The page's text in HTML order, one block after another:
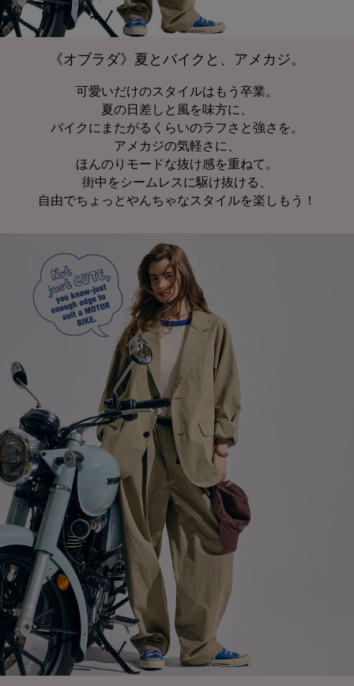
《オブラダ》夏とバイクと、アメカジ。
可愛いだけのスタイルはもう卒業。
夏の日差しと風を味方に、
バイクにまたがるくらいのラフさと強さを。
アメカジの気軽さに、
ほんのりモードな抜け感を重ねて。
街中をシームレスに駆け抜ける、
自由でちょっとやんちゃなスタイルを楽しもう！